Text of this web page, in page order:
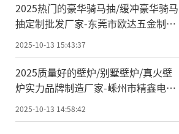
2025热门的豪华骑马抽/缓冲豪华骑马
抽定制批发厂家-东莞市欧达五金制品
有限公司
2025-10-13 15:43:37
2025质量好的壁炉/别墅壁炉/真火壁
炉实力品牌制造厂家-嵊州市精鑫电器
有限公司
2025-10-13 14:58:42